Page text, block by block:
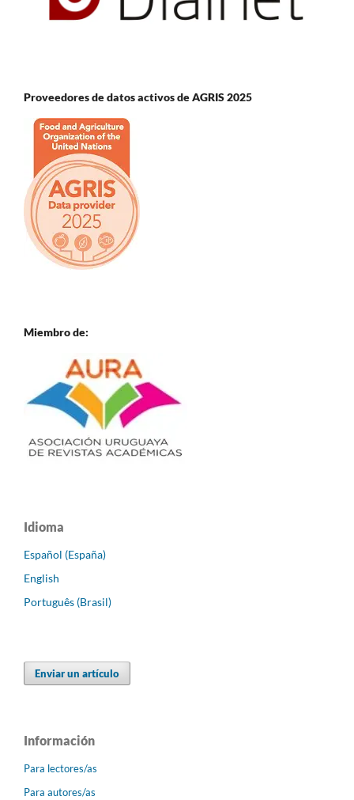
Proveedores de datos activos de AGRIS 2025
Miembro de:
Idioma
Español (España)
English
Português (Brasil)
Enviar un artículo
Información
Para lectores/as
Para autores/as